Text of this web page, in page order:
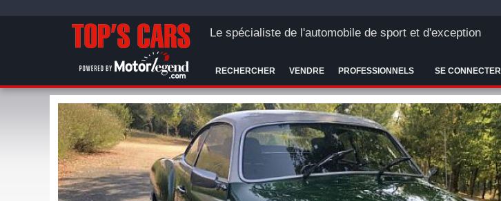
Le spécialiste de l'automobile de sport et d'exception
RECHERCHER VENDRE PROFESSIONNELS SE CONNECTER